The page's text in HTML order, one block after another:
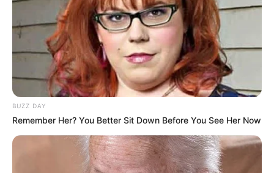
ΤΑ ΠΙΟ ΔΗΜΟΦΙΛΗ
BUZZ DAY
Remember Her? You Better Sit Down Before You See Her Now